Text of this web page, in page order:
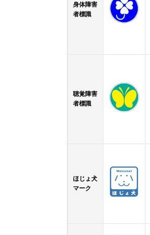
身体障害
者標識
聴覚障害
者標識
ほじょ犬
マーク